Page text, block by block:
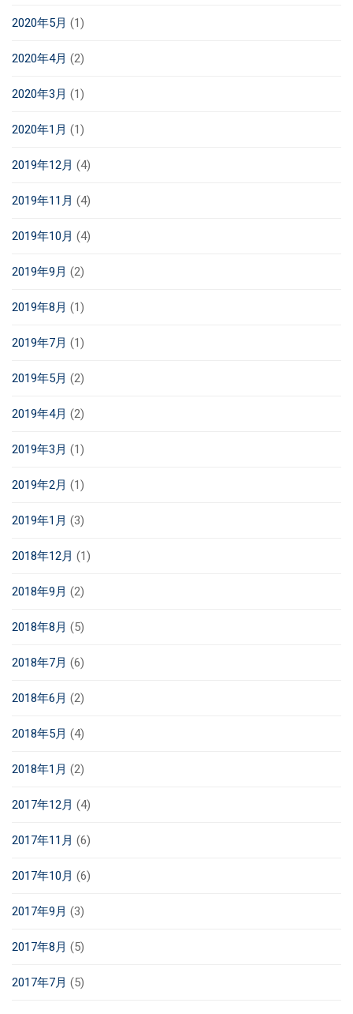
2020年5月 (1)
2020年4月 (2)
2020年3月 (1)
2020年1月 (1)
2019年12月 (4)
2019年11月 (4)
2019年10月 (4)
2019年9月 (2)
2019年8月 (1)
2019年7月 (1)
2019年5月 (2)
2019年4月 (2)
2019年3月 (1)
2019年2月 (1)
2019年1月 (3)
2018年12月 (1)
2018年9月 (2)
2018年8月 (5)
2018年7月 (6)
2018年6月 (2)
2018年5月 (4)
2018年1月 (2)
2017年12月 (4)
2017年11月 (6)
2017年10月 (6)
2017年9月 (3)
2017年8月 (5)
2017年7月 (5)